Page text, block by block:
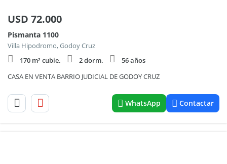
USD 72.000
Pismanta 1100
Villa Hipodromo, Godoy Cruz
170 m² cubie.
2 dorm.
56 años
CASA EN VENTA BARRIO JUDICIAL DE GODOY CRUZ
WhatsApp Contactar